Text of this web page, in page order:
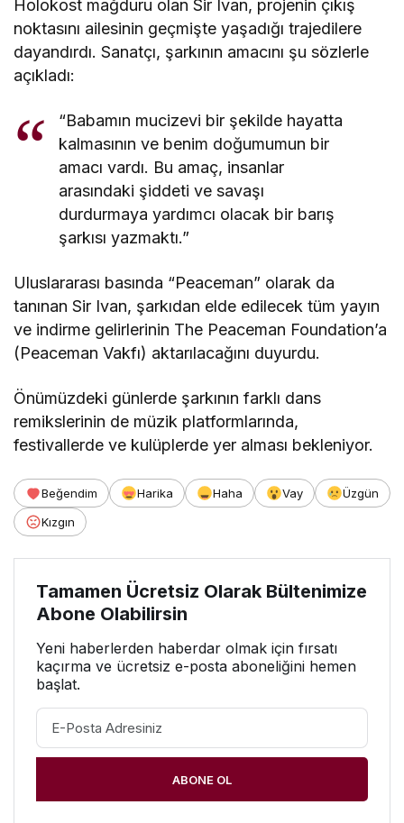
Holokost mağduru olan Sir Ivan, projenin çıkış
noktasını ailesinin geçmişte yaşadığı trajedilere
dayandırdı. Sanatçı, şarkının amacını şu sözlerle
açıkladı:
“Babamın mucizevi bir şekilde hayatta
kalmasının ve benim doğumumun bir
amacı vardı. Bu amaç, insanlar
arasındaki şiddeti ve savaşı
durdurmaya yardımcı olacak bir barış
şarkısı yazmaktı.”
Uluslararası basında “Peaceman” olarak da
tanınan Sir Ivan, şarkıdan elde edilecek tüm yayın
ve indirme gelirlerinin The Peaceman Foundation’a
(Peaceman Vakfı) aktarılacağını duyurdu.
Önümüzdeki günlerde şarkının farklı dans
remikslerinin de müzik platformlarında,
festivallerde ve kulüplerde yer alması bekleniyor.
Beğendim Harika Haha Vay
Üzgün
Kızgın
Tamamen Ücretsiz Olarak Bültenimize
Abone Olabilirsin
Yeni haberlerden haberdar olmak için fırsatı
kaçırma ve ücretsiz e-posta aboneliğini hemen
başlat.
ABONE OL